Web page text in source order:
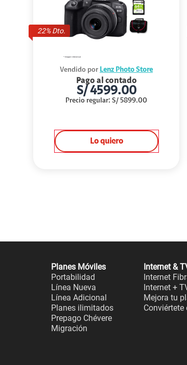
22% Dto.
Vendido por Lenz Photo Store
Pago al contado
S/4599.00
Precio regular: S/ 5899.00
Lo quiero
Planes Móviles
Portabilidad
Línea Nueva
Línea Adicional
Planes ilimitados
Prepago Chévere
Migración
Internet &
Internet
Internet +
Mejora tu
Conviértete